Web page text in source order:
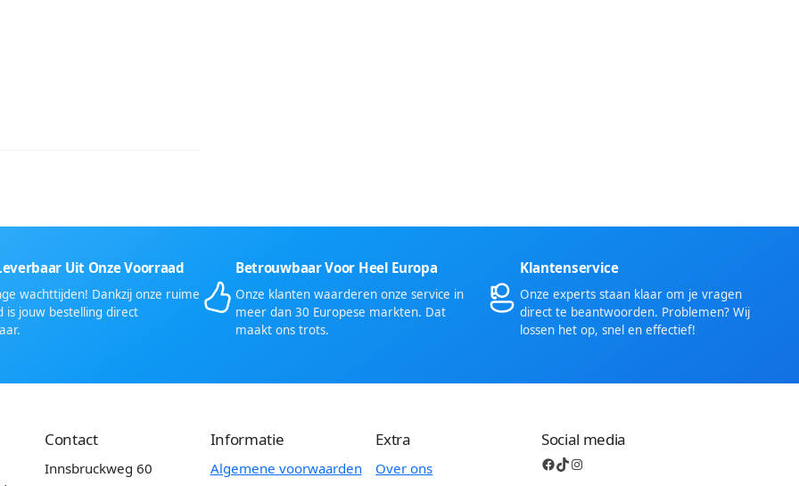
Uit Onze Voorraad
wachttijden! Dankzij onze ruime
is jouw bestelling direct
Betrouwbaar Voor Heel Europa
Onze klanten waarderen onze service in
meer dan 30 Europese markten. Dat
maakt ons trots.
Klantenservice
Onze experts staan klaar om je vragen
direct te beantwoorden. Problemen? Wij
lossen het op, snel en effectief!
Contact
Innsbruckweg 60
Informatie
Algemene voorwaarden
Extra
Over ons
Social media
Facebook TikTok Instagram